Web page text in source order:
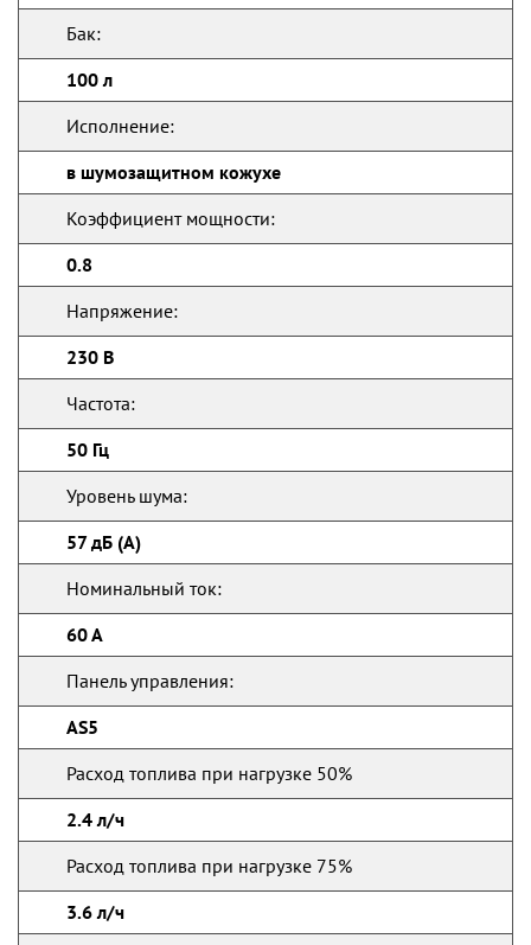
Бак:
100 л
Исполнение:
в шумозащитном кожухе
Коэффициент мощности:
0.8
Напряжение:
230 В
Частота:
50 Гц
Уровень шума:
57 дБ (А)
Номинальный ток:
60 А
Панель управления:
AS5
Расход топлива при нагрузке 50%
2.4 л/ч
Расход топлива при нагрузке 75%
3.6 л/ч